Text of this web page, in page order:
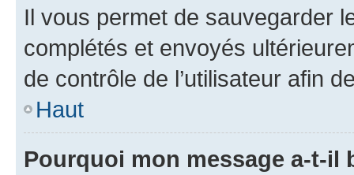
Il vous permet de sauvegarder
complétés et envoyés
de contrôle de l’utilisateur afin
Haut
Pourquoi mon message a-t-il